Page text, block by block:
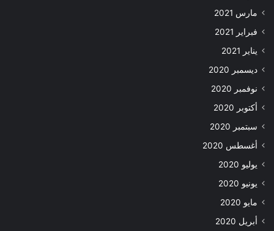
مارس 2021
فبراير 2021
يناير 2021
ديسمبر 2020
نوفمبر 2020
أكتوبر 2020
سبتمبر 2020
أغسطس 2020
يوليو 2020
يونيو 2020
مايو 2020
أبريل 2020